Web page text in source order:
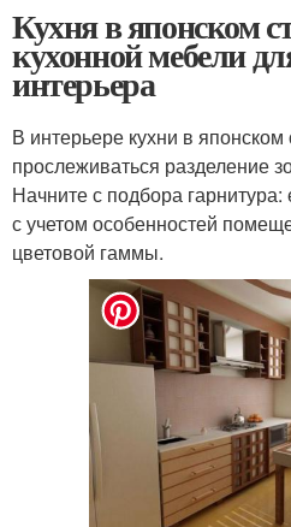
Кухня в японском
кухонной мебели
интерьера
В интерьере кухни в японском
прослеживаться разделение
Начните с подбора гарнитура:
с учетом особенностей
цветовой гаммы.